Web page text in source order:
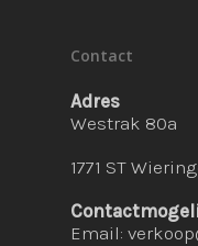
Contact
Adres
Westrak 80a
1771 ST
Email: